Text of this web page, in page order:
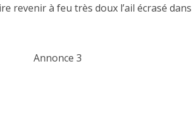
revenir à feu très doux l’ail écrasé
Annonce 3